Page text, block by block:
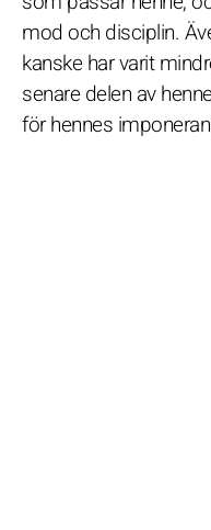
mod och disciplin.
kanske har varit
senare delen av
för hennes